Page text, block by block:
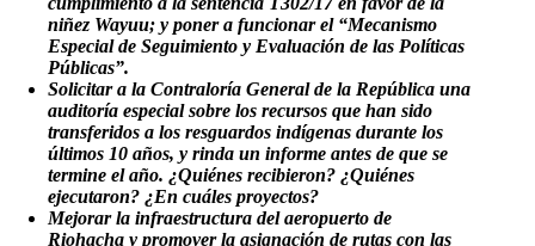
niñez Wayuu; y poner a funcionar el “Mecanismo
Especial de Seguimiento y Evaluación de las Políticas
Públicas”.
Solicitar a la Contraloría General de la República una
auditoría especial sobre los recursos que han sido
transferidos a los resguardos indígenas durante los
últimos 10 años, y rinda un informe antes de que se
termine el año. ¿Quiénes recibieron? ¿Quiénes
ejecutaron? ¿En cuáles proyectos?
Mejorar la infraestructura del aeropuerto de
Riohacha y promover la asignación de rutas con las